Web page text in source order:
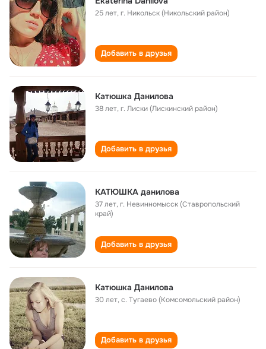
25 лет,г. Никольск (Никольский район)
Добавить в друзья
Катюшка Данилова
38 лет,г. Лиски (Лискинский район)
Добавить в друзья
КАТЮШКА данилова
37 лет,г. Невинномысск (Ставропольский
край)
Добавить в друзья
Катюшка Данилова
30 лет,с. Тугаево (Комсомольский район)
Добавить в друзья